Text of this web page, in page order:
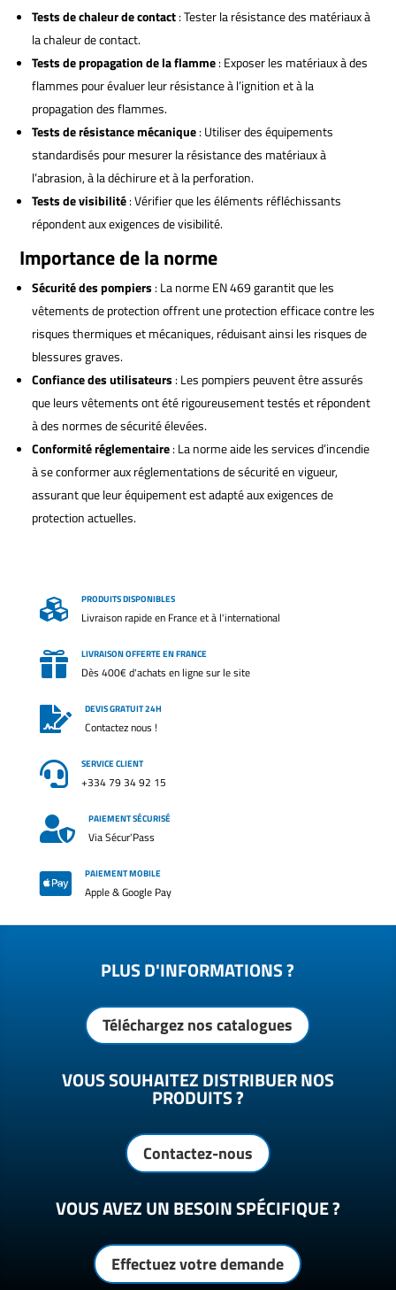
Tests de chaleur de contact: Tester la résistance des matériaux à
la chaleur de contact.
Tests de propagation de la flamme: Exposer les matériaux à des
flammes pour évaluer leur résistance à l’ignition et à la
propagation des flammes.
Tests de résistance mécanique: Utiliser des équipements
standardisés pour mesurer la résistance des matériaux à
l’abrasion, à la déchirure et à la perforation.
Tests de visibilité: Vérifier que les éléments réfléchissants
répondent aux exigences de visibilité.
Importance de la norme
Sécurité des pompiers : La norme EN 469 garantit que les
vêtements de protection offrent une protection efficace contre les
risques thermiques et mécaniques, réduisant ainsi les risques de
blessures graves.
Confiance des utilisateurs : Les pompiers peuvent être assurés
que leurs vêtements ont été rigoureusement testés et répondent
à des normes de sécurité élevées.
Conformité réglementaire: La norme aide les services d’incendie
à se conformer aux réglementations de sécurité en vigueur,
assurant que leur équipement est adapté aux exigences de
protection actuelles.
 PRODUITS DISPONIBLES
Livraison rapide en France et à l'international
 LIVRAISON OFFERTE EN FRANCE
Dès 400€ d'achats en ligne sur le site
 DEVIS GRATUIT 24H
Contactez nous !
 SERVICE CLIENT
+334 79 34 92 15
 PAIEMENT SÉCURISÉ
Via Sécur'Pass
 PAIEMENT MOBILE
Apple & Google Pay
PLUS D'INFORMATIONS ?
Téléchargez nos catalogues
VOUS SOUHAITEZ DISTRIBUER NOS
PRODUITS ?
Contactez-nous
VOUS AVEZ UN BESOIN SPÉCIFIQUE ?
Effectuez votre demande